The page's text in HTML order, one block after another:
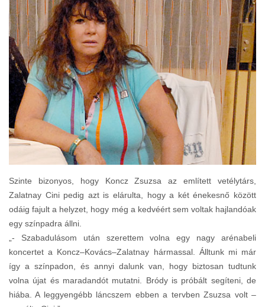
Szinte bizonyos, hogy Koncz Zsuzsa az említett vetélytárs,
Zalatnay Cini pedig azt is elárulta, hogy a két énekesnő között
odáig fajult a helyzet, hogy még a kedvéért sem voltak hajlandóak
egy színpadra állni.
„- Szabadulásom után szerettem volna egy nagy arénabeli
koncertet a Koncz–Kovács–Zalatnay hármassal. Álltunk mi már
így a színpadon, és annyi dalunk van, hogy biztosan tudtunk
volna újat és maradandót mutatni. Bródy is próbált segíteni, de
hiába. A leggyengébb láncszem ebben a tervben Zsuzsa volt –